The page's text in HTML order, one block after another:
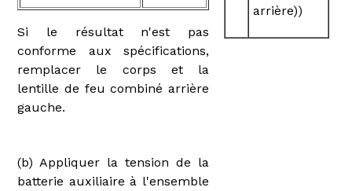
Si le résultat n'est pas
conforme aux spécifications,
remplacer le corps et la
lentille de feu combiné arrière
gauche.
arrière))
(b) Appliquer la tension de la
batterie auxiliaire à l'ensemble